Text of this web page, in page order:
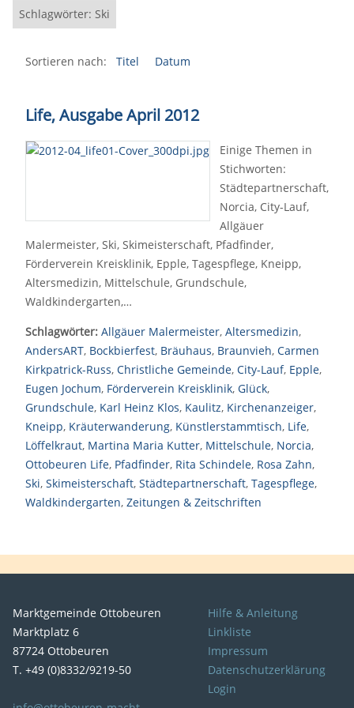
Schlagwörter: Ski
Sortieren nach: Titel Datum
Life, Ausgabe April 2012
Einige Themen in
Stichworten:
Städtepartnerschaft,
Norcia, City-Lauf,
Allgäuer
Malermeister, Ski, Skimeisterschaft, Pfadfinder,
Förderverein Kreisklinik, Epple, Tagespflege, Kneipp,
Altersmedizin, Mittelschule, Grundschule,
Waldkindergarten,…
Schlagwörter: Allgäuer Malermeister, Altersmedizin,
AndersART, Bockbierfest, Bräuhaus, Braunvieh, Carmen
Kirkpatrick-Russ, Christliche Gemeinde, City-Lauf, Epple,
Eugen Jochum, Förderverein Kreisklinik, Glück,
Grundschule, Karl Heinz Klos, Kaulitz, Kirchenanzeiger,
Kneipp, Kräuterwanderung, Künstlerstammtisch, Life,
Löffelkraut, Martina Maria Kutter, Mittelschule, Norcia,
Ottobeuren Life, Pfadfinder, Rita Schindele, Rosa Zahn,
Ski, Skimeisterschaft, Städtepartnerschaft, Tagespflege,
Waldkindergarten, Zeitungen & Zeitschriften
Marktgemeinde Ottobeuren
Marktplatz 6
87724 Ottobeuren
T. +49 (0)8332/9219-50
Hilfe & Anleitung
Linkliste
Impressum
Datenschutzerklärung
Login